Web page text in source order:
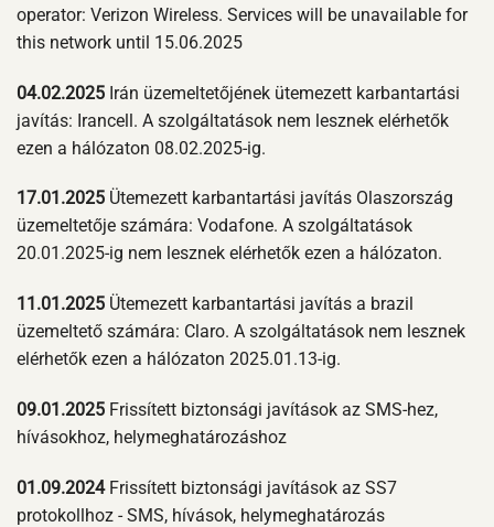
operator: Verizon Wireless. Services will be unavailable for
this network until 15.06.2025
04.02.2025 Irán üzemeltetőjének ütemezett karbantartási
javítás: Irancell. A szolgáltatások nem lesznek elérhetők
ezen a hálózaton 08.02.2025-ig.
17.01.2025 Ütemezett karbantartási javítás Olaszország
üzemeltetője számára: Vodafone. A szolgáltatások
20.01.2025-ig nem lesznek elérhetők ezen a hálózaton.
11.01.2025 Ütemezett karbantartási javítás a brazil
üzemeltető számára: Claro. A szolgáltatások nem lesznek
elérhetők ezen a hálózaton 2025.01.13-ig.
09.01.2025 Frissített biztonsági javítások az SMS-hez,
hívásokhoz, helymeghatározáshoz
01.09.2024Frissített biztonsági javítások az SS7
protokollhoz - SMS, hívások, helymeghatározás